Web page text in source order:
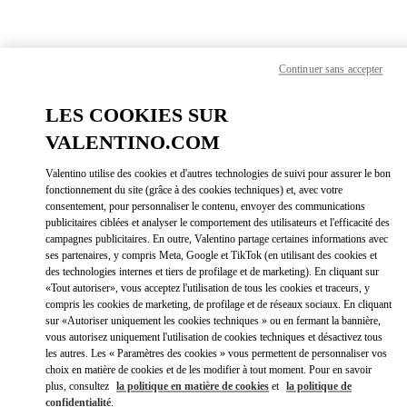
Cherchez votre boutique
Veuillez chercher votre pays/région !
Découvrez nos boutiques en effectuant une recherche par pays/région
ou en cliquant sur les listes des pays.
LES COOKIES SUR
VALENTINO.COM
Valentino utilise des cookies et d'autres technologies de suivi pour assurer le bon
fonctionnement du site (grâce à des cookies techniques) et, avec votre
consentement, pour personnaliser le contenu, envoyer des communications
publicitaires ciblées et analyser le comportement des utilisateurs et l'efficacité des
campagnes publicitaires. En outre, Valentino partage certaines informations avec
ses partenaires, y compris Meta, Google et TikTok (en utilisant des cookies et
des technologies internes et tiers de profilage et de marketing). En cliquant sur
«Tout autoriser», vous acceptez l'utilisation de tous les cookies et traceurs, y
compris les cookies de marketing, de profilage et de réseaux sociaux. En cliquant
sur «Autoriser uniquement les cookies techniques » ou en fermant la bannière,
vous autorisez uniquement l'utilisation de cookies techniques et désactivez tous
les autres. Les « Paramètres des cookies » vous permettent de personnaliser vos
choix en matière de cookies et de les modifier à tout moment. Pour en savoir
plus, consultez la politique en matière de cookies et la politique de
confidentialité.
Continuer sans accepter